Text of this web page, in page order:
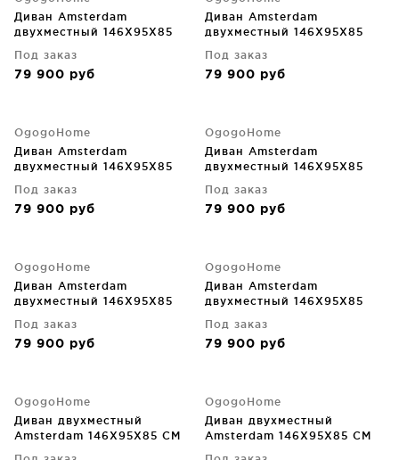
Диван Amsterdam
двухместный 146X95X85
Под заказ
79 900 руб
Диван Amsterdam
двухместный 146X95X85
Под заказ
79 900 руб
OgogoHome
Диван Amsterdam
двухместный 146X95X85
Под заказ
79 900 руб
OgogoHome
Диван Amsterdam
двухместный 146X95X85
Под заказ
79 900 руб
OgogoHome
Диван Amsterdam
двухместный 146X95X85
Под заказ
79 900 руб
OgogoHome
Диван Amsterdam
двухместный 146X95X85
Под заказ
79 900 руб
OgogoHome
Диван двухместный
Amsterdam 146X95X85 CM
OgogoHome
Диван двухместный
Amsterdam 146X95X85 CM